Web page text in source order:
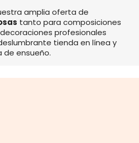
amplia oferta de
tanto para composiciones
profesionales
tienda en línea y
ensueño.